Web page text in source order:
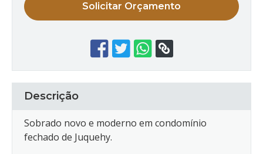
Solicitar Orçamento
Descrição
Sobrado novo e moderno em condomínio
fechado de Juquehy.